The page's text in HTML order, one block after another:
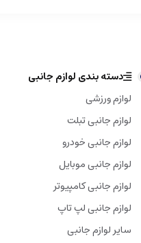
دسته بندی لوازم جانبی
لوازم ورزشی
لوازم جانبی تبلت
لوازم جانبی خودرو
لوازم جانبی موبایل
لوازم جانبی کامپیوتر
لوازم جانبی لپ تاپ
سایر لوازم جانبی